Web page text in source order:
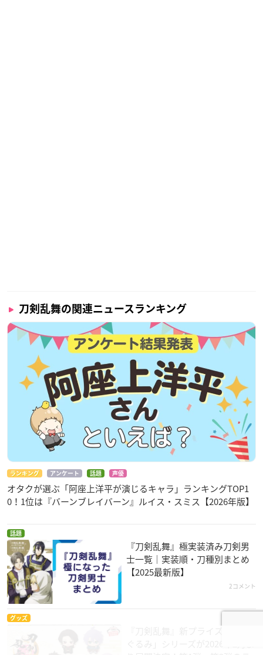
刀剣乱舞の関連ニュースランキング
ランキング アンケート 話題 声優
オタクが選ぶ「阿座上洋平が演じるキャラ」ランキングTOP1
0！1位は『バーンブレイバーン』ルイス・スミス【2026年版】
話題
『刀剣乱舞』極実装済み刀剣男
士一覧｜実装順・刀種別まとめ
【2025最新版】
2コメント
グッズ